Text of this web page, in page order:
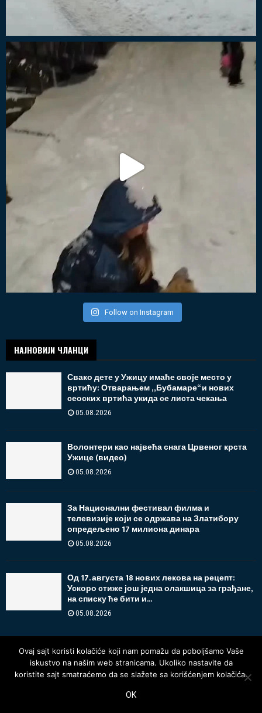
Follow on Instagram
НАЈНОВИЈИ ЧЛАНЦИ
Свако дете у Ужицу имаће своје место у
вртићу: Отварањем „Бубамаре“ и нових
сеоских вртића укида се листа чекања
05.08.2026
Волонтери као највећа снага Црвеног крста
Ужице (видео)
05.08.2026
За Национални фестивал филма и
телевизије који се одржава на Златибору
опредељено 17 милиона динара
05.08.2026
Од 17. августа 18 нових лекова на рецепт:
Ускоро стиже још једна олакшица за грађане,
на списку ће бити и...
05.08.2026
Ovaj sajt koristi kolačiće koji nam pomažu da poboljšamo Vaše
iskustvo na našim web stranicama. Ukoliko nastavite da
koristite sajt smatraćemo da se slažete sa korišćenjem kolačića.
OK